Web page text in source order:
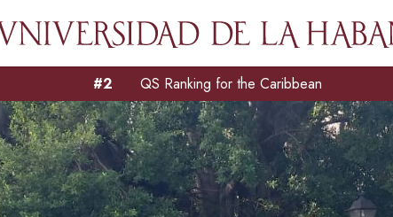
QS Ranking for the Caribbean
#2